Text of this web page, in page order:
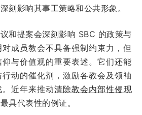
刻影响其事工策略和公共形象。
和提案会深刻影响 SBC 的政策与
成员教会不具备强制约束力，但
与价值观的重要表述。它们还能
动的催化剂，激励各教会及领袖
。近年来推动清除教会内部性侵现
具代表性的例证。